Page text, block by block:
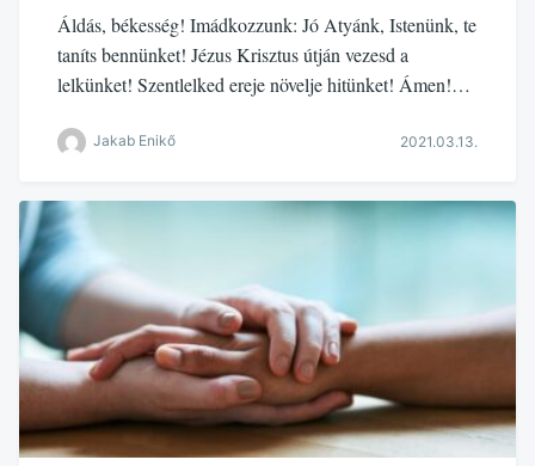
Áldás, békesség! Imádkozzunk: Jó Atyánk, Istenünk, te
taníts bennünket! Jézus Krisztus útján vezesd a
lelkünket! Szentlelked ereje növelje hitünket! Ámen!…
Jakab Enikő 2021.03.13.